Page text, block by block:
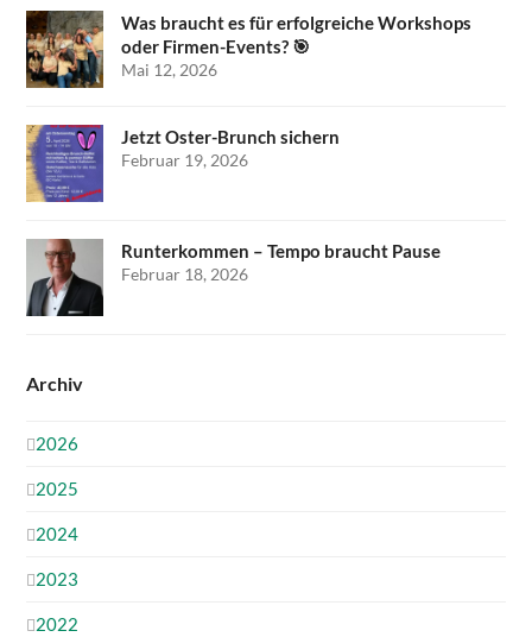
Was braucht es für erfolgreiche Workshops
oder Firmen-Events? 🎯
Mai 12, 2026
Jetzt Oster-Brunch sichern
Februar 19, 2026
Runterkommen – Tempo braucht Pause
Februar 18, 2026
Archiv
2026
2025
2024
2023
2022